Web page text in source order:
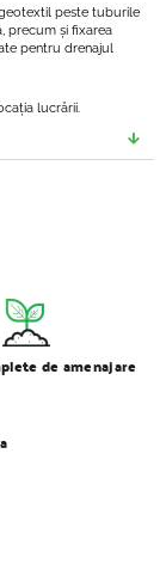
peste tuburile
precum și fixarea
pentru drenajul
lucrării.
de amenajare